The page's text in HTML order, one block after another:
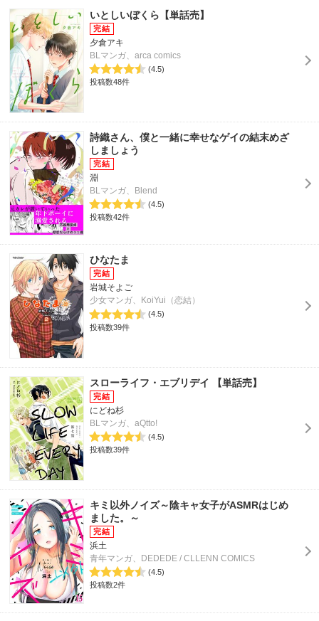
いとしいぼくら【単話売】
夕倉アキ
BLマンガ、arca comics
(4.5)
投稿数48件
詩織さん、僕と一緒に幸せなゲイの結末めざ
しましょう
淵
BLマンガ、Blend
(4.5)
投稿数42件
ひなたま
岩城そよご
少女マンガ、KoiYui（恋結）
(4.5)
投稿数39件
スローライフ・エブリデイ 【単話売】
にどね杉
BLマンガ、aQtto!
(4.5)
投稿数39件
キミ以外ノイズ～陰キャ女子がASMRはじめ
ました。～
浜土
青年マンガ、DEDEDE / CLLENN COMICS
(4.5)
投稿数2件